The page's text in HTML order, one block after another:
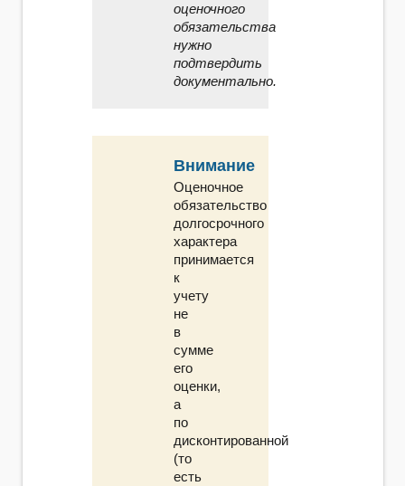
оценочного
обязательства
нужно
подтвердить
документально.
Внимание
Оценочное
обязательство
долгосрочного
характера
принимается
к
учету
не
в
сумме
его
оценки,
а
по
дисконтированной
(то
есть